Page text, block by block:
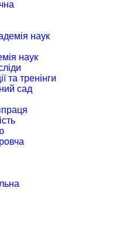
наук
наук
та тренінги
сад